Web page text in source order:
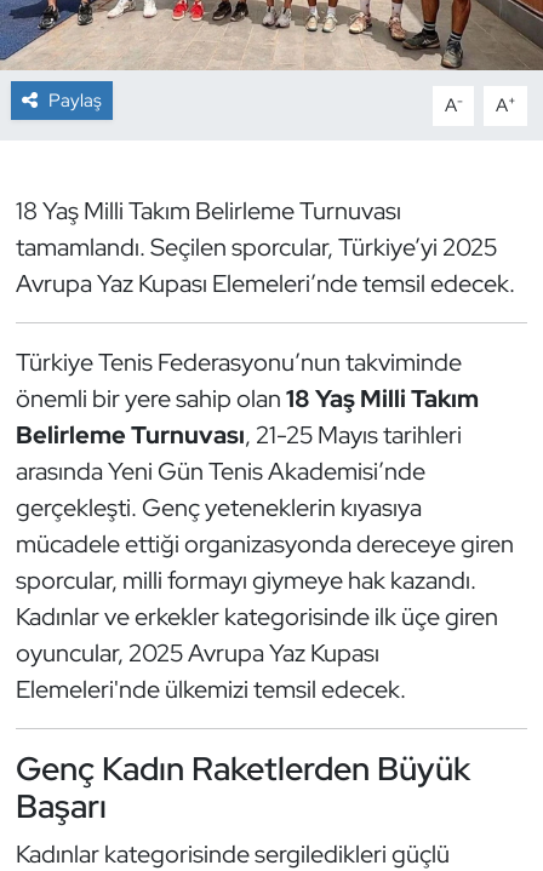
Paylaş A- A+
18 Yaş Milli Takım Belirleme Turnuvası
tamamlandı. Seçilen sporcular, Türkiye’yi 2025
Avrupa Yaz Kupası Elemeleri’nde temsil edecek.
Türkiye Tenis Federasyonu’nun takviminde
önemli bir yere sahip olan18 Yaş Milli Takım
Belirleme Turnuvası, 21-25 Mayıs tarihleri
arasında Yeni Gün Tenis Akademisi’nde
gerçekleşti. Genç yeteneklerin kıyasıya
mücadele ettiği organizasyonda dereceye giren
sporcular, milli formayı giymeye hak kazandı.
Kadınlar ve erkekler kategorisinde ilk üçe giren
oyuncular, 2025 Avrupa Yaz Kupası
Elemeleri'nde ülkemizi temsil edecek.
Genç Kadın Raketlerden Büyük
Başarı
Kadınlar kategorisinde sergiledikleri güçlü
Dağcılık
Dans Sporları
E-Spor
Eskrim
Futsal
Genel
Golf
Güreş
Halter
Hentbol
İşitme Engelli Sporcular